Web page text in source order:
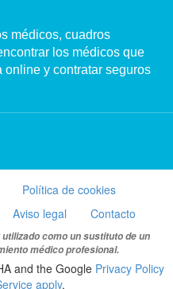
médicos, cuadros
los médicos que
online y contratar seguros
Política de cookies
Aviso legal Contacto
como un sustituto de un
médico profesional.
and the Google Privacy Policy
apply.